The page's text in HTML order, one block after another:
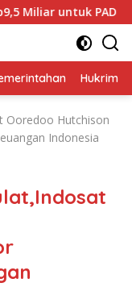
PAD BPJS
Hukrim
Ooredoo Hutchison
Indonesia